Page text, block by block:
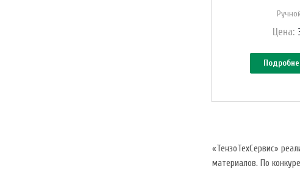
Цена:
«ТензоТехСервис»
материалов. По